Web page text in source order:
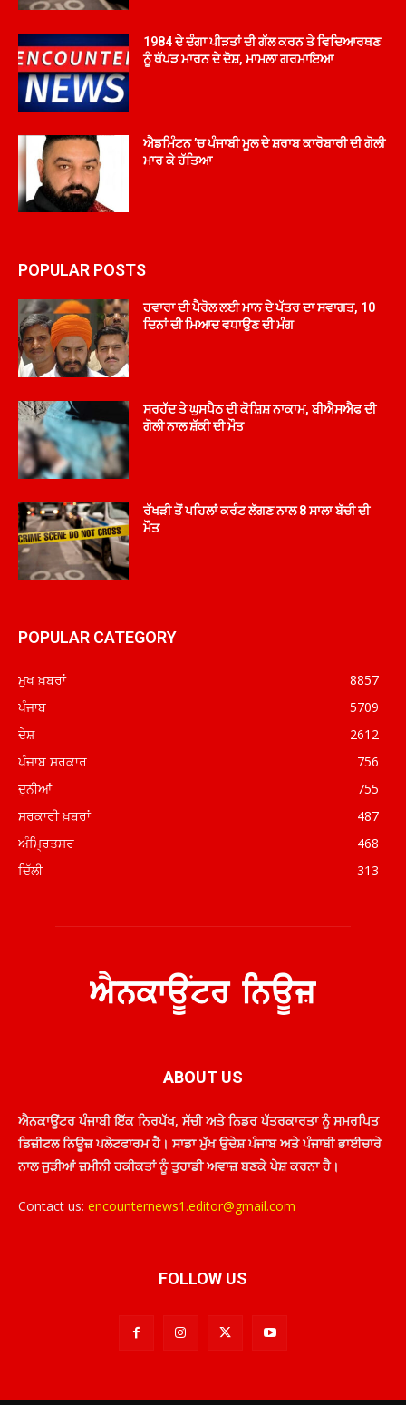
1984 ਦੇ ਦੰਗਾ ਪੀੜਤਾਂ ਦੀ ਗੱਲ ਕਰਨ ਤੇ ਵਿਦਿਆਰਥਣ
ਨੂੰ ਥੱਪੜ ਮਾਰਨ ਦੇ ਦੋਸ਼, ਮਾਮਲਾ ਗਰਮਾਇਆ
ਐਡਮਿੰਟਨ ’ਚ ਪੰਜਾਬੀ ਮੂਲ ਦੇ ਸ਼ਰਾਬ ਕਾਰੋਬਾਰੀ ਦੀ ਗੋਲੀ
ਮਾਰ ਕੇ ਹੱਤਿਆ
POPULAR POSTS
ਹਵਾਰਾ ਦੀ ਪੈਰੋਲ ਲਈ ਮਾਨ ਦੇ ਪੱਤਰ ਦਾ ਸਵਾਗਤ, 10
ਦਿਨਾਂ ਦੀ ਮਿਆਦ ਵਧਾਉਣ ਦੀ ਮੰਗ
ਸਰਹੱਦ ਤੇ ਘੁਸਪੈਠ ਦੀ ਕੋਸ਼ਿਸ਼ ਨਾਕਾਮ, ਬੀਐਸਐਫ ਦੀ
ਗੋਲੀ ਨਾਲ ਸ਼ੱਕੀ ਦੀ ਮੌਤ
ਰੱਖੜੀ ਤੋਂ ਪਹਿਲਾਂ ਕਰੰਟ ਲੱਗਣ ਨਾਲ 8 ਸਾਲਾ ਬੱਚੀ ਦੀ
ਮੌਤ
POPULAR CATEGORY
ਮੁਖ ਖ਼ਬਰਾਂ
8857
ਪੰਜਾਬ
5709
ਦੇਸ਼
2612
ਪੰਜਾਬ ਸਰਕਾਰ
756
ਦੁਨੀਆਂ
755
ਸਰਕਾਰੀ ਖ਼ਬਰਾਂ
487
ਅੰਮ੍ਰਿਤਸਰ
468
ਦਿੱਲੀ
313
ABOUT US
ਐਨਕਾਊਂਟਰ ਪੰਜਾਬੀ ਇੱਕ ਨਿਰਪੱਖ, ਸੱਚੀ ਅਤੇ ਨਿਡਰ ਪੱਤਰਕਾਰਤਾ ਨੂੰ ਸਮਰਪਿਤ
ਡਿਜ਼ੀਟਲ ਨਿਊਜ਼ ਪਲੇਟਫਾਰਮ ਹੈ। ਸਾਡਾ ਮੁੱਖ ਉਦੇਸ਼ ਪੰਜਾਬ ਅਤੇ ਪੰਜਾਬੀ ਭਾਈਚਾਰੇ
ਨਾਲ ਜੁੜੀਆਂ ਜ਼ਮੀਨੀ ਹਕੀਕਤਾਂ ਨੂੰ ਤੁਹਾਡੀ ਅਵਾਜ਼ ਬਣਕੇ ਪੇਸ਼ ਕਰਨਾ ਹੈ।
Contact us: encounternews1.editor@gmail.com
FOLLOW US